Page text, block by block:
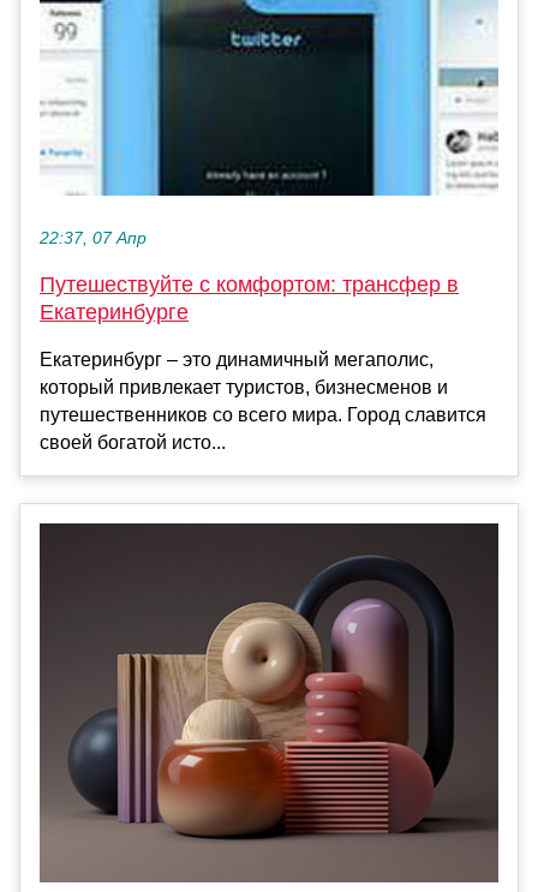
22:37, 07 Апр
Путешествуйте с комфортом: трансфер в
Екатеринбурге
Екатеринбург – это динамичный мегаполис,
который привлекает туристов, бизнесменов и
путешественников со всего мира. Город славится
своей богатой исто...